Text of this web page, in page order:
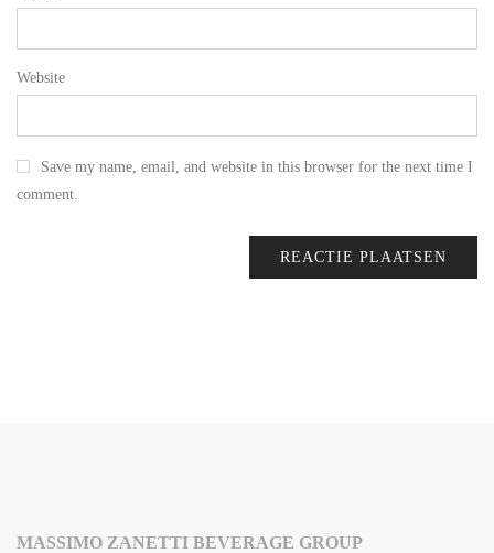
Website
Save my name, email, and website in this browser for the next time I
comment.
MASSIMO ZANETTI BEVERAGE GROUP